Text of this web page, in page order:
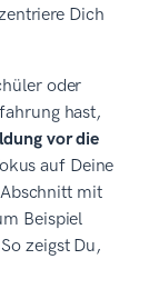
Dich
oder
hast,
vor die
auf Deine
mit
Beispiel
zeigst Du,